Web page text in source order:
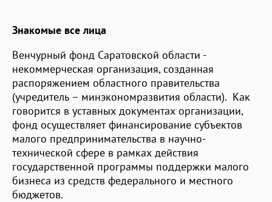
Знакомые все лица
Венчурный фонд Саратовской области -
некоммерческая организация, созданная
распоряжением областного правительства
(учредитель – минэкономразвития области). Как
говорится в уставных документах организации,
фонд осуществляет финансирование субъектов
малого предпринимательства в научно-
технической сфере в рамках действия
государственной программы поддержки малого
бизнеса из средств федерального и местного
бюджетов.